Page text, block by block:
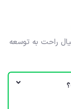
راحت به توسعه